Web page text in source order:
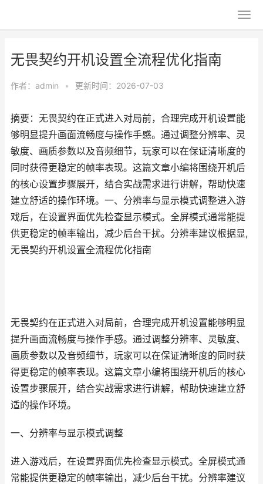
无畏契约开机设置全流程优化指南
作者： admin • 更新时间：2026-07-03
摘要：无畏契约在正式进入对局前，合理完成开机设置能
够明显提升画面流畅度与操作手感。通过调整分辨率、灵
敏度、画质参数以及音频细节，玩家可以在保证清晰度的
同时获得更稳定的帧率表现。这篇文章小编将围绕开机后
的核心设置步骤展开，结合实战需求进行讲解，帮助快速
建立舒适的操作环境。一、分辨率与显示模式调整进入游
戏后，在设置界面优先检查显示模式。全屏模式通常能提
供更稳定的帧率输出，减少后台干扰。分辨率建议根据显,
无畏契约开机设置全流程优化指南
无畏契约在正式进入对局前，合理完成开机设置能够明显
提升画面流畅度与操作手感。通过调整分辨率、灵敏度、
画质参数以及音频细节，玩家可以在保证清晰度的同时获
得更稳定的帧率表现。这篇文章小编将围绕开机后的核心
设置步骤展开，结合实战需求进行讲解，帮助快速建立舒
适的操作环境。
一、分辨率与显示模式调整
进入游戏后，在设置界面优先检查显示模式。全屏模式通
常能提供更稳定的帧率输出，减少后台干扰。分辨率建议